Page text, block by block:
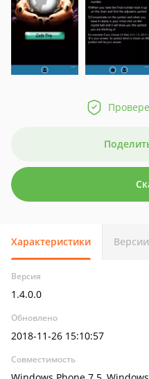
Характеристики Версии
Версия
1.4.0.0
Обновлено
2018-11-26 15:10:57
Совместимость